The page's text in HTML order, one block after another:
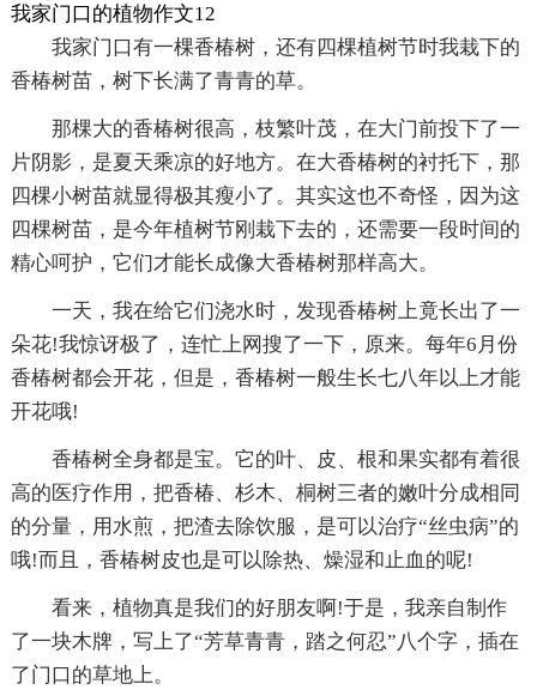
我家门口的植物作文12
我家门口有一棵香椿树，还有四棵植树节时我栽下的
香椿树苗，树下长满了青青的草。
那棵大的香椿树很高，枝繁叶茂，在大门前投下了一
片阴影，是夏天乘凉的好地方。在大香椿树的衬托下，那
四棵小树苗就显得极其瘦小了。其实这也不奇怪，因为这
四棵树苗，是今年植树节刚栽下去的，还需要一段时间的
精心呵护，它们才能长成像大香椿树那样高大。
一天，我在给它们浇水时，发现香椿树上竟长出了一
朵花!我惊讶极了，连忙上网搜了一下，原来。每年6月份
香椿树都会开花，但是，香椿树一般生长七八年以上才能
开花哦!
香椿树全身都是宝。它的叶、皮、根和果实都有着很
高的医疗作用，把香椿、杉木、桐树三者的嫩叶分成相同
的分量，用水煎，把渣去除饮服，是可以治疗“丝虫病”的
哦!而且，香椿树皮也是可以除热、燥湿和止血的呢!
看来，植物真是我们的好朋友啊!于是，我亲自制作
了一块木牌，写上了“芳草青青，踏之何忍”八个字，插在
了门口的草地上。